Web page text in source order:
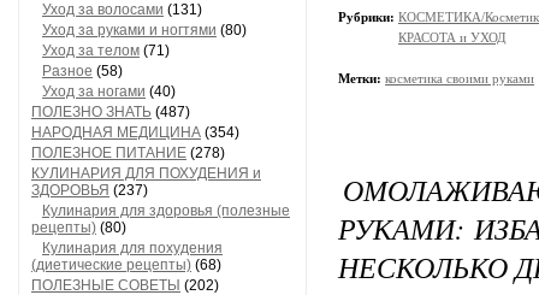
Уход за волосами (131)
Уход за руками и ногтями (80)
Уход за телом (71)
Разное (58)
Уход за ногами (40)
ПОЛЕЗНО ЗНАТЬ (487)
НАРОДНАЯ МЕДИЦИНА (354)
ПОЛЕЗНОЕ ПИТАНИЕ (278)
КУЛИНАРИЯ ДЛЯ ПОХУДЕНИЯ и
ЗДОРОВЬЯ (237)
Кулинария для здоровья (полезные
рецепты) (80)
Кулинария для похудения
(диетические рецепты) (68)
ПОЛЕЗНЫЕ СОВЕТЫ (202)
Рубрики: КОСМЕТИКА/
КРАСОТА и УХОД
Метки: косметика своими руками
РУКАМИ:
НЕСКОЛЬКО